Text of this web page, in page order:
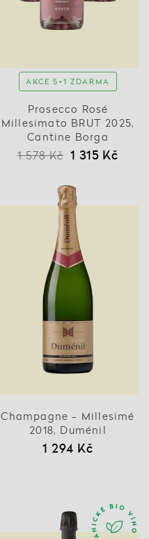
AKCE 5+1 ZDARMA
Prosecco Rosé
Millesimato BRUT 2025,
Cantine Borga
1 578 Kč 1 315 Kč
Champagne - Millesimé
2018, Duménil
1 294 Kč